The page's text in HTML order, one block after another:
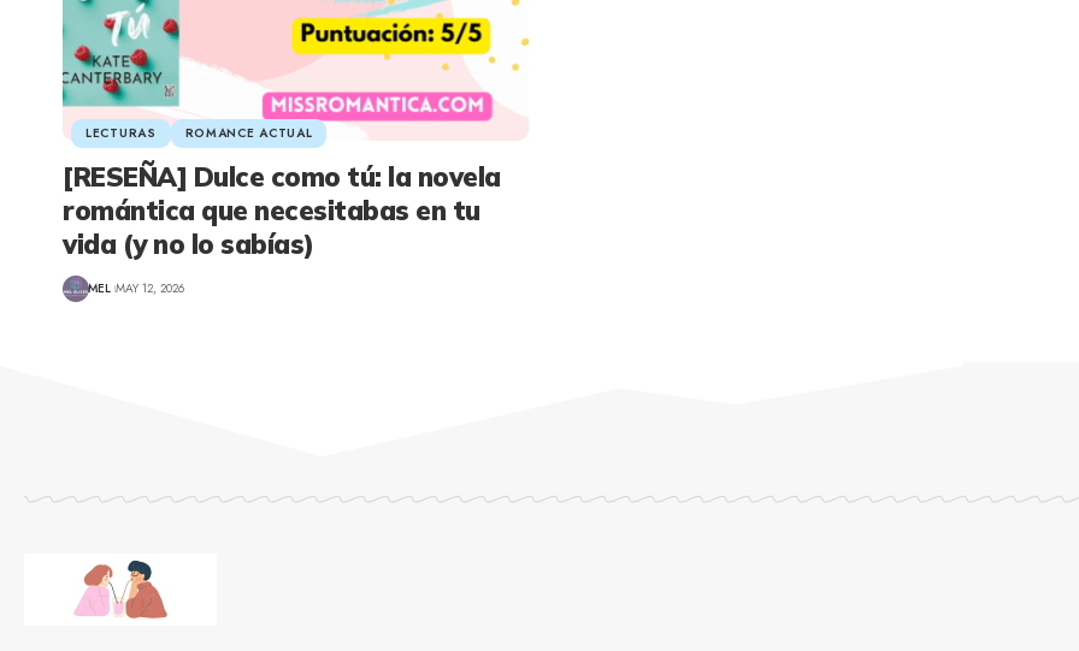
LECTURAS ROMANCE ACTUAL
[RESEÑA] Dulce como tú: la novela
romántica que necesitabas en tu
vida (y no lo sabías)
MEL MAY 12, 2026